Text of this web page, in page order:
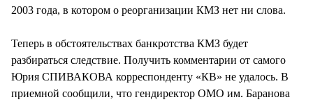
2003 года, в котором о реорганизации КМЗ нет ни слова.
Теперь в обстоятельствах банкротства КМЗ будет
разбираться следствие. Получить комментарии от самого
Юрия СПИВАКОВА корреспонденту «КВ» не удалось. В
приемной сообщили, что гендиректор ОМО им. Баранова